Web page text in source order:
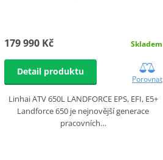
179 990 Kč Skladem
Detail produktu
Porovnat
Linhai ATV 650L LANDFORCE EPS, EFI, E5+
Landforce 650 je nejnovější generace
pracovních…